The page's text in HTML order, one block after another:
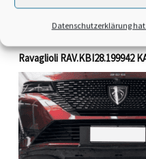
Datenschutzerklärung
Ravaglioli RAV.KBI28.199942